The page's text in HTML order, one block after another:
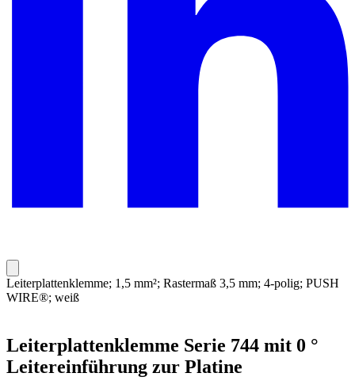
Leiterplattenklemme; 1,5 mm²; Rastermaß 3,5 mm; 4-polig; PUSH
WIRE®; weiß
Leiterplattenklemme Serie 744 mit 0 °
Leitereinführung zur Platine